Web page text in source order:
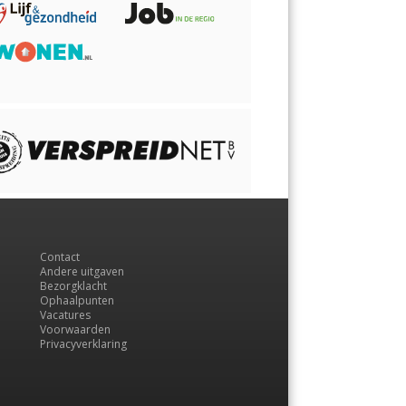
Contact
Andere uitgaven
Bezorgklacht
Ophaalpunten
Vacatures
Voorwaarden
Privacyverklaring